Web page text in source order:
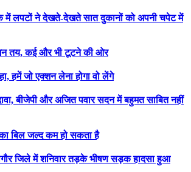
में लपटों ने देखते-देखते सात दुकानों को अपनी चपेट में
तय, कई और भी टूटने की ओर
हमें जो एक्शन लेना होगा वो लेंगे
बीजेपी और अजित पवार सदन में बहुमत साबित नहीं
बिल जल्द कम हो सकता है
जिले में शनिवार तड़के भीषण सड़क हादसा हुआ